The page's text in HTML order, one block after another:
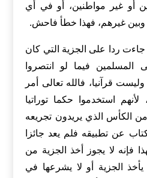
أو غير مواطنين، أو في أي
غيرهم، فهذا خطأ فاحش.
جاءت ردا على الجزية التي كان
المسلمين فيما لو انتصروا
قرآنيا، فالله تعالى أمر
لأنهم استخدموا حكما توراتيا
الكأس الذي يريدون تجريعه
عن تطبيقه فلم يعد جائزا
فإنه لا يجوز أخذ الجزية من
الجزية أو لا يشرعها في